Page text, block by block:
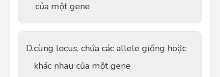
của một gene
D.cùng locus, chứa các allele giống hoặc
khác nhau của một gene